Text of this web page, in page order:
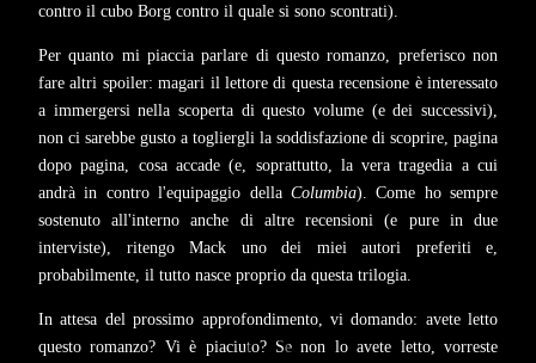
contro il cubo Borg contro il quale si sono scontrati).
Per quanto mi piaccia parlare di questo romanzo, preferisco non
fare altri spoiler: magari il lettore di questa recensione è interessato
a immergersi nella scoperta di questo volume (e dei successivi),
non ci sarebbe gusto a togliergli la soddisfazione di scoprire, pagina
dopo pagina, cosa accade (e, soprattutto, la vera tragedia a cui
andrà in contro l'equipaggio della Columbia). Come ho sempre
sostenuto all'interno anche di altre recensioni (e pure in due
interviste), ritengo Mack uno dei miei autori preferiti e,
probabilmente, il tutto nasce proprio da questa trilogia.
In attesa del prossimo approfondimento, vi domando: avete letto
questo romanzo? Vi è piaciuto? Se non lo avete letto, vorreste